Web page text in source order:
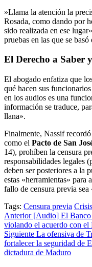
​»Llama la atención la
Rosada, como dando por
sido realizada en ese
pruebas en las que se
​El Derecho a Saber
​El abogado enfatiza que
qué hacen sus
en los audios es una
información se traduce,
llana».
​Finalmente, Nassif
como el Pacto de San
14), prohíben la censura
responsabilidades legales
deben ser posteriores a la
estas «herramientas» para
fallo de censura previa sea
Tags: Censura previa
Post
navigation
Anterior[Audio] El Banco
violando el acuerdo con
Siguiente La ofensiva de
fortalecer la seguridad de
dictadura de Maduro